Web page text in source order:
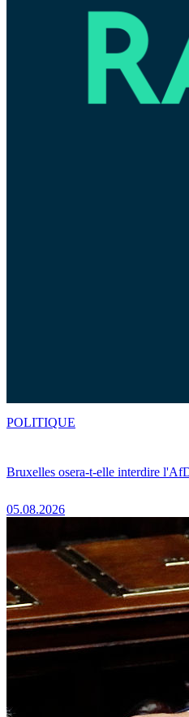
Bruxelles osera-t-elle interdire
05.08.2026
POLITIQUE